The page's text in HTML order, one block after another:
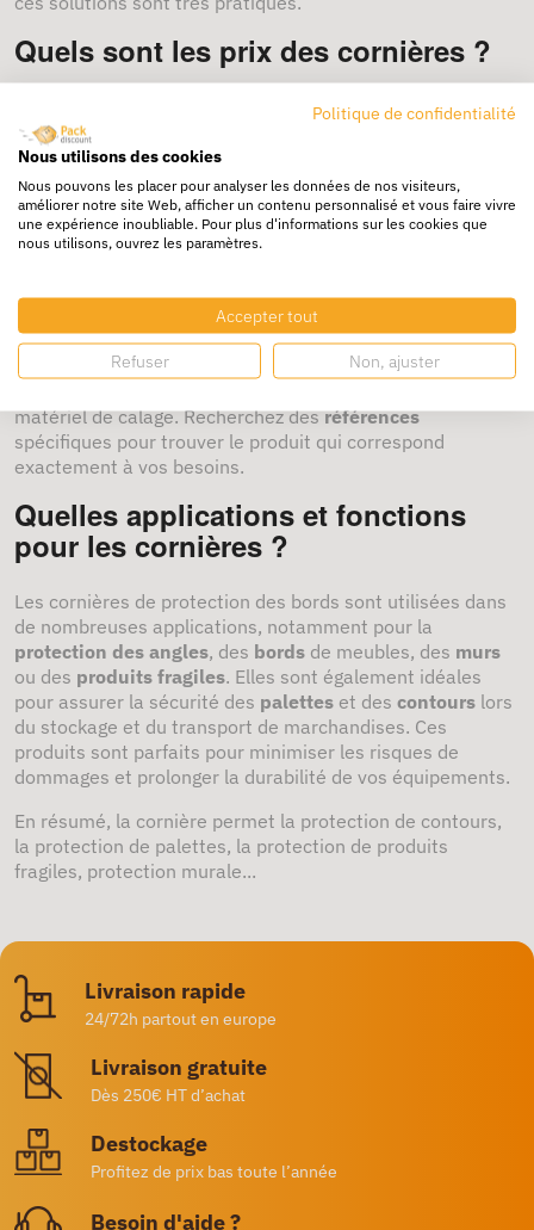
Quels sont les prix des cornières ?
Les prix des cornières de protection varient selon le
matériau, la taille et les caractéristiques spécifiques du
produit. Vous pouvez trouver et commander des cornières
à partir de quelques euros, avec desoffres attractives
le site Packdiscount : un achat rapide et simple de toute
une gamme.
protection ?
Les cornières de protection sont disponibles auprès de
matériel de calage. Recherchez desréférences
spécifiques pour trouver le produit qui correspond
exactement à vos besoins.
Quelles applications et fonctions
pour les cornières ?
Les cornières de protection des bords sont utilisées dans
de nombreuses applications, notamment pour la
protection des angles, des bords de meubles, des murs
ou des produits fragiles. Elles sont également idéales
pour assurer la sécurité des palettes et des contours lors
du stockage et du transport de marchandises. Ces
produits sont parfaits pour minimiser les risques de
dommages et prolonger la durabilité de vos équipements.
En résumé, la cornière permet la protection de contours,
la protection de palettes, la protection de produits
fragiles, protection murale...
Livraison rapide
24/72h partout en europe
Livraison gratuite
Dès 250€ HT d’achat
Destockage
Profitez de prix bas toute l’année
Besoin d'aide ?
Politique de confidentialité
Nous utilisons des cookies
Nous pouvons les placer pour analyser les données de nos visiteurs,
améliorer notre site Web, afficher un contenu personnalisé et vous faire vivre
une expérience inoubliable. Pour plus d'informations sur les cookies que
nous utilisons, ouvrez les paramètres.
Accepter tout
Refuser Non, ajuster